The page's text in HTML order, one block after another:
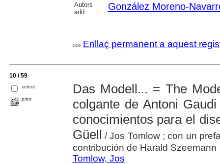
Autors
add.:
González Moreno-
Enllaç permanent a aquest
10 / 59
select
print
Das Modell... = The
colgante de Antoni
conocimientos para el
Güell / Jos Tomlow ; con un
contribución de Harald Szeemann
Tomlow, Jos